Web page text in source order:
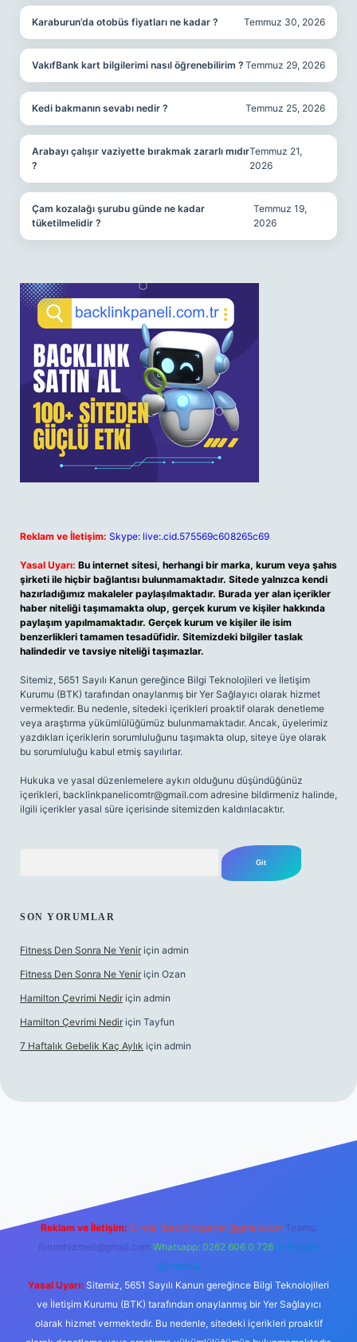
Karaburun’da otobüs fiyatları ne kadar ? Temmuz 30, 2026
VakıfBank kart bilgilerimi nasıl öğrenebilirim ? Temmuz 29, 2026
Kedi bakmanın sevabı nedir ? Temmuz 25, 2026
Arabayı çalışır vaziyette bırakmak zararlı mıdır
?
Temmuz 21,
2026
Çam kozalağı şurubu günde ne kadar
tüketilmelidir ?
Temmuz 19,
2026
Reklam ve İletişim: Skype: live:.cid.575569c608265c69
Yasal Uyarı: Bu internet sitesi, herhangi bir marka, kurum veya şahıs
şirketi ile hiçbir bağlantısı bulunmamaktadır. Sitede yalnızca kendi
hazırladığımız makaleler paylaşılmaktadır. Burada yer alan içerikler
haber niteliği taşımamakta olup, gerçek kurum ve kişiler hakkında
paylaşım yapılmamaktadır. Gerçek kurum ve kişiler ile isim
benzerlikleri tamamen tesadüfidir. Sitemizdeki bilgiler taslak
halindedir ve tavsiye niteliği taşımazlar.
Sitemiz, 5651 Sayılı Kanun gereğince Bilgi Teknolojileri ve İletişim
Kurumu (BTK) tarafından onaylanmış bir Yer Sağlayıcı olarak hizmet
vermektedir. Bu nedenle, sitedeki içerikleri proaktif olarak denetleme
veya araştırma yükümlülüğümüz bulunmamaktadır. Ancak, üyelerimiz
yazdıkları içeriklerin sorumluluğunu taşımakta olup, siteye üye olarak
bu sorumluluğu kabul etmiş sayılırlar.
Hukuka ve yasal düzenlemelere aykırı olduğunu düşündüğünüz
içerikleri, backlinkpanelicomtr@gmail.com adresine bildirmeniz halinde,
ilgili içerikler yasal süre içerisinde sitemizden kaldırılacaktır.
SON YORUMLAR
Fitness Den Sonra Ne Yenir için admin
Fitness Den Sonra Ne Yenir için Ozan
Hamilton Çevrimi Nedir için admin
Hamilton Çevrimi Nedir için Tayfun
7 Haftalık Gebelik Kaç Aylık için admin
Reklam ve İletişim: E-mail: backlinkpaneli@gmail.com Teams:
forumhizmeti@gmail.com Whatsapp: 0262 606 0 726 Telegram:
@karabul
Yasal Uyarı: Sitemiz, 5651 Sayılı Kanun gereğince Bilgi Teknolojileri
ve İletişim Kurumu (BTK) tarafından onaylanmış bir Yer Sağlayıcı
olarak hizmet vermektedir. Bu nedenle, sitedeki içerikleri proaktif